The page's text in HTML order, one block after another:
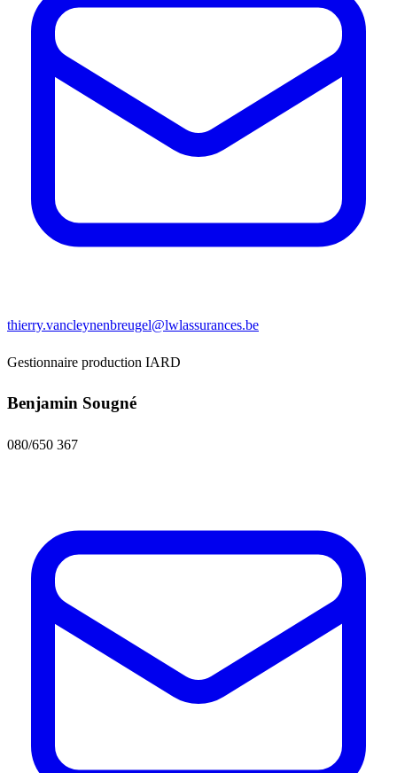
thierry.vancleynenbreugel@lwlassurances.be
Gestionnaire production IARD
Benjamin Sougné
080/650 367